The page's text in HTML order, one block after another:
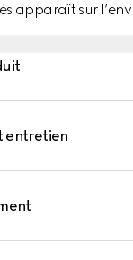
apparaît sur
entretien